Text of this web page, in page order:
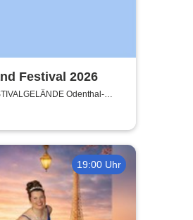
Festival 2026
Odenthal-
19:00 Uhr